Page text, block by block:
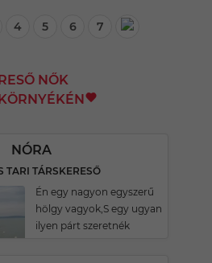
4 5 6 7
NŐK
NÓRA
TARI TÁRSKERESŐ
Én egy nagyon egyszerű
hölgy vagyok,S egy ugyan
ilyen párt szeretnék